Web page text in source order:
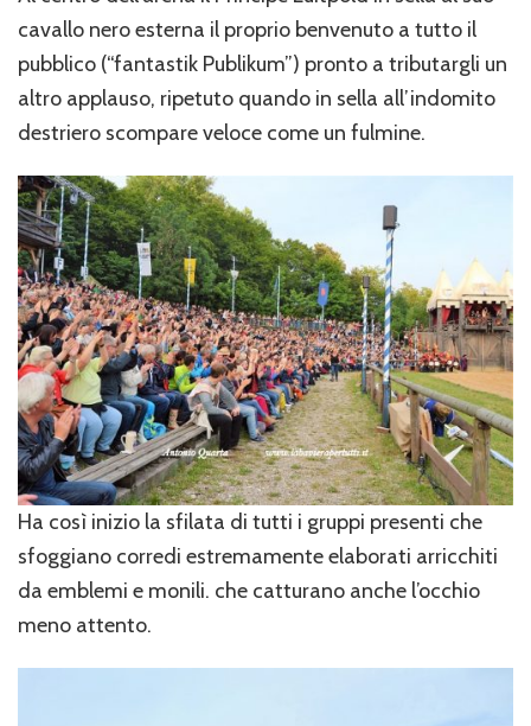
cavallo nero esterna il proprio benvenuto a tutto il
pubblico (“fantastik Publikum”) pronto a tributargli un
altro applauso, ripetuto quando in sella all’indomito
destriero scompare veloce come un fulmine.
Ha così inizio la sfilata di tutti i gruppi presenti che
sfoggiano corredi estremamente elaborati arricchiti
da emblemi e monili. che catturano anche l’occhio
meno attento.